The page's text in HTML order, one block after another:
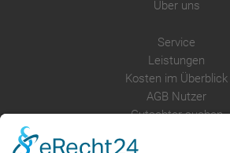
Über uns
Service
Leistungen
Kosten im Überblick
AGB Nutzer
Gutachter suchen